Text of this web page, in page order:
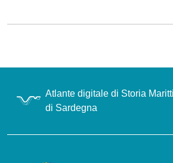
Atlante digitale di Storia
di Sardegna